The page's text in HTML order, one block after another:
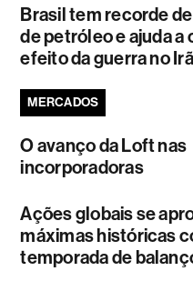
Brasil tem recorde
de petróleo e ajuda a
efeito da guerra no Irã
MERCADOS
O avanço da Loft nas
incorporadoras
Ações globais se
máximas históricas
temporada de